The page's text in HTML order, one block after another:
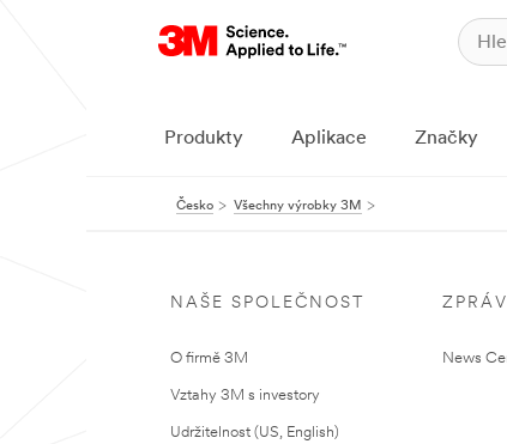
Produkty Aplikace Značky
Česko Všechny výrobky 3M
NAŠE SPOLEČNOST
O firmě 3M
Vztahy 3M s investory
Udržitelnost (US, English)
News